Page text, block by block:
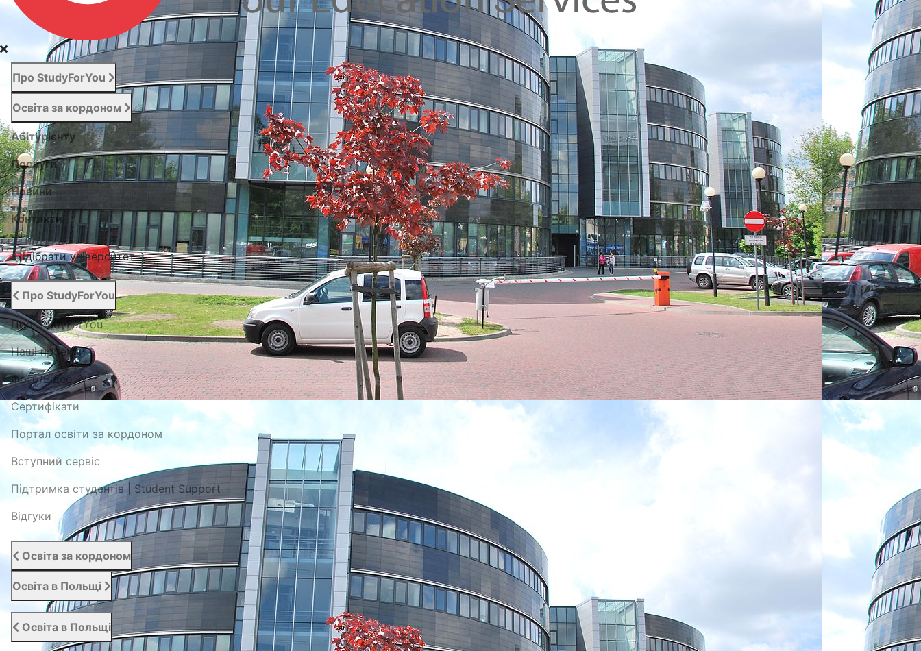
Про StudyForYou
Освіта за кордоном
Абітурієнту
Послуги
Новини
Контакти
Підібрати університет
Про StudyForYou
Про StudyForYou
Наші проекти
Фото/Відео
Сертифікати
Портал освіти за кордоном
Вступний сервіс
Підтримка студентів | Student Support
Відгуки
Освіта за кордоном
Освіта в Польщі
Освіта в Польщі